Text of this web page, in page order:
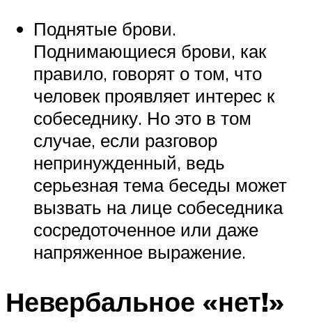
Поднятые брови.
Поднимающиеся брови, как
правило, говорят о том, что
человек проявляет интерес к
собеседнику. Но это в том
случае, если разговор
непринужденный, ведь
серьезная тема беседы может
вызвать на лице собеседника
сосредоточенное или даже
напряженное выражение.
Невербальное «нет!»